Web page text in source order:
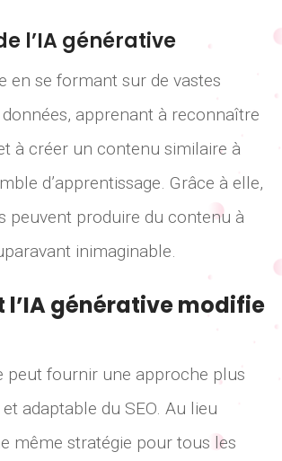
l’IA générative
en se formant sur de vastes
apprenant à reconnaître
à créer un contenu similaire à
d’apprentissage. Grâce à elle,
peuvent produire du contenu à
inimaginable.
l’IA générative modifie
peut fournir une approche plus
adaptable du SEO. Au lieu
même stratégie pour tous les